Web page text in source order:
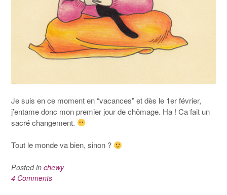
Je suis en ce moment en “vacances” et dès le 1er février,
j’entame donc mon premier jour de chômage. Ha ! Ca fait un
sacré changement.
Tout le monde va bien, sinon ?
Posted in chewy
4 Comments